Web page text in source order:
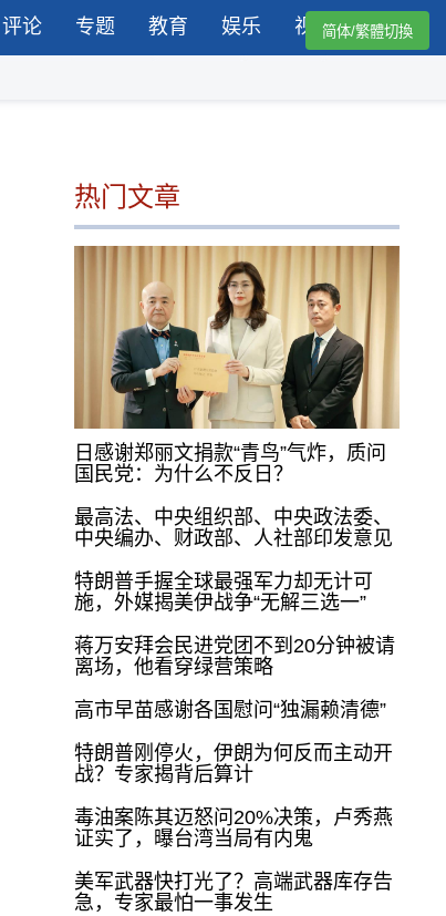
评论 专题 教育 娱乐 视频简体/繁體切換
热门文章
日感谢郑丽文捐款“青鸟”气炸，质问
国民党：为什么不反日？
最高法、中央组织部、中央政法委、
中央编办、财政部、人社部印发意见
特朗普手握全球最强军力却无计可
施，外媒揭美伊战争“无解三选一”
蒋万安拜会民进党团不到20分钟被请
离场，他看穿绿营策略
高市早苗感谢各国慰问“独漏赖清德”
特朗普刚停火，伊朗为何反而主动开
战？专家揭背后算计
毒油案陈其迈怒问20%决策，卢秀燕
证实了，曝台湾当局有内鬼
美军武器快打光了？高端武器库存告
急，专家最怕一事发生